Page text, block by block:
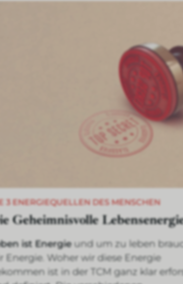
3 ENERGIEQUELLEN DES MENSCHEN
Geheimnisvolle
ist Energieund um zu leben
Energie. Woher wir diese Energie
ist in der TCM ganz klar